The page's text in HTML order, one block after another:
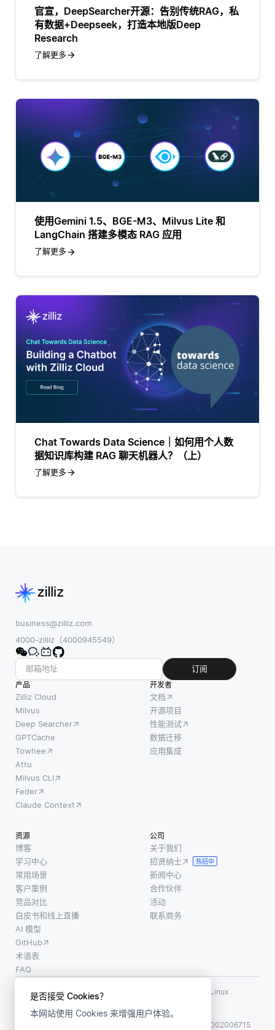
是否接受 Cookies？
本网站使用 Cookies 来增强用户体验。
官宣，DeepSearcher开源：告别传统RAG，私
有数据+Deepseek，打造本地版Deep
Research
了解更多
使用Gemini 1.5、BGE-M3、Milvus Lite 和
LangChain 搭建多模态 RAG 应用
了解更多
Chat Towards Data Science｜如何用个人数
据知识库构建 RAG 聊天机器人？（上）
了解更多
business@zilliz.com
4000-zilliz（4000945549）
订阅
产品
Zilliz Cloud
Milvus
Deep Searcher
GPTCache
Towhee
Attu
Milvus CLI
Feder
Claude Context
开发者
文档
开源项目
性能测试
数据迁移
应用集成
资源
博客
学习中心
常用场景
客户案例
竞品对比
白皮书和线上直播
AI 模型
GitHub
术语表
FAQ
公司
关于我们
招贤纳士
热招中
新闻中心
合作伙伴
活动
联系商务
使用条款
LF AI、LF AI & Data、Milvus，以及相关的开源项目名称为 Linux
Foundation 所有商标
版权所有 ©2026 上海赜睿信息科技有限公司保留所有权利
沪公网安备31011002006715